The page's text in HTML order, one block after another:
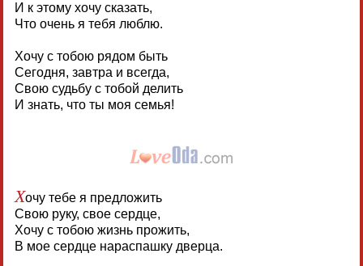
И к этому хочу сказать,
Что очень я тебя люблю.
Хочу с тобою рядом быть
Сегодня, завтра и всегда,
Свою судьбу с тобой делить
И знать, что ты моя семья!
Хочу тебе я предложить
Свою руку, свое сердце,
Хочу с тобою жизнь прожить,
В мое сердце нараспашку дверца.